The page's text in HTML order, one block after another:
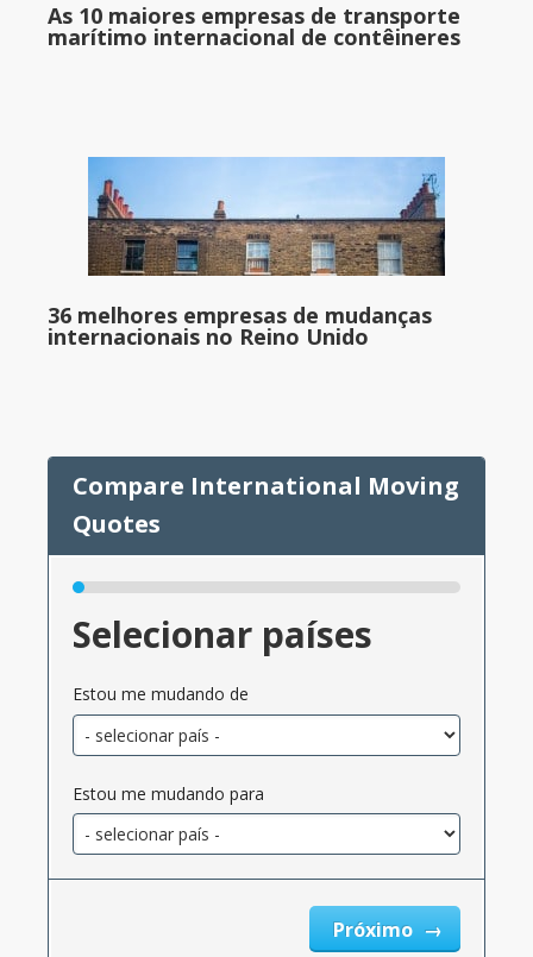
As 10 maiores empresas de transporte
marítimo internacional de contêineres
36 melhores empresas de mudanças
internacionais no Reino Unido
Selecionar países
Estou me mudando de
Estou me mudando para
Próximo